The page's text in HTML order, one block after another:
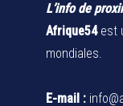
L’info de
Afrique54est
mondiales.
E-mail :